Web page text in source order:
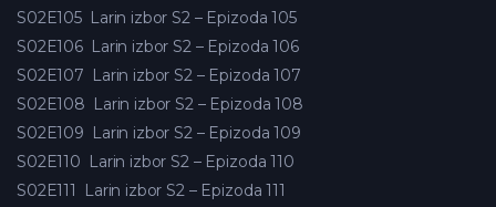
S02E105 Larin izbor S2 – Epizoda 105
S02E106 Larin izbor S2 – Epizoda 106
S02E107 Larin izbor S2 – Epizoda 107
S02E108 Larin izbor S2 – Epizoda 108
S02E109 Larin izbor S2 – Epizoda 109
S02E110 Larin izbor S2 – Epizoda 110
S02E111
Larin izbor S2 – Epizoda 111